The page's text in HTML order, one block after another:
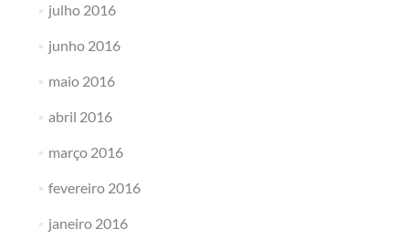
julho 2016
junho 2016
maio 2016
abril 2016
março 2016
fevereiro 2016
janeiro 2016